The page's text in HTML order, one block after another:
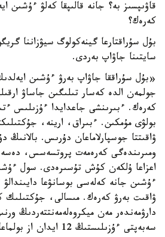
قاۋىپسىز بە؟ جانە قالىپقا كەلۋ ءۇشىن
كەرەك؟
سايتىنا جاۋاپ بەردى.
«بۇل سۇراققا جاۋاپ بەرۋ ءۇشىن
جولمەن الدە كەسار تىلىگىن جاساۋ
كەرەك. ءبىرىنشى جاعدايدا ءۇزىلىس
بولۋى مۇمكىن. ءبىراق، ارينە،
ۋاقىتتا جوسپارلاماعان دۇرىس. بالانىڭ
ومىرىندەگى كەرەمەت پروتسەسس،
اعزاعا ۇلكەن كۇش تۇسىرەدى. سول
ءۇشىن جانە كەلەسى بوسانۋعا
ۋاقىت بەرۋ كەرەك. مىسالى، جۇكتىلىك
دارۋمەندەر مەن ميكروەلەمەنتتەردىڭ
سەبەپتى ءۇزىلىستىڭ 12 ايدان از بولماعانى ماڭىزدى.